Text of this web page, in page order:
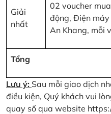
Giải
nhất
02 voucher
động, Điện máy
An Khang, mỗi
Tổng
Lưu ý: Sau mỗi giao dịch
điều kiện, Quý khách vui
quay số qua website